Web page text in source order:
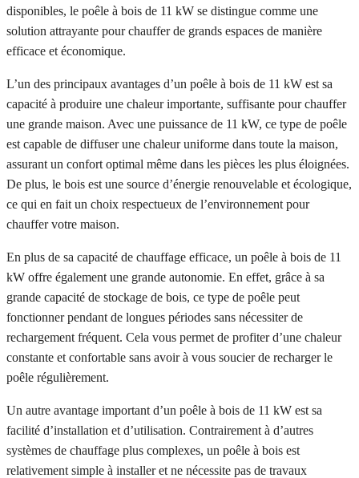
disponibles, le poêle à bois de 11 kW se distingue comme une
solution attrayante pour chauffer de grands espaces de manière
efficace et économique.
L’un des principaux avantages d’un poêle à bois de 11 kW est sa
capacité à produire une chaleur importante, suffisante pour chauffer
une grande maison. Avec une puissance de 11 kW, ce type de poêle
est capable de diffuser une chaleur uniforme dans toute la maison,
assurant un confort optimal même dans les pièces les plus éloignées.
De plus, le bois est une source d’énergie renouvelable et écologique,
ce qui en fait un choix respectueux de l’environnement pour
chauffer votre maison.
En plus de sa capacité de chauffage efficace, un poêle à bois de 11
kW offre également une grande autonomie. En effet, grâce à sa
grande capacité de stockage de bois, ce type de poêle peut
fonctionner pendant de longues périodes sans nécessiter de
rechargement fréquent. Cela vous permet de profiter d’une chaleur
constante et confortable sans avoir à vous soucier de recharger le
poêle régulièrement.
Un autre avantage important d’un poêle à bois de 11 kW est sa
facilité d’installation et d’utilisation. Contrairement à d’autres
systèmes de chauffage plus complexes, un poêle à bois est
relativement simple à installer et ne nécessite pas de travaux